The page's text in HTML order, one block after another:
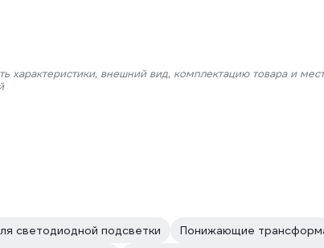
характеристики, внешний вид, комплектацию товара и
светодиодной подсветки Понижающие